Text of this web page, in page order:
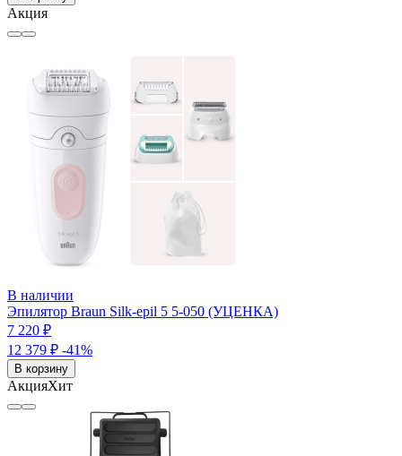
Акция
В наличии
Эпилятор Braun Silk-epil 5 5-050 (УЦЕНКА)
7 220 ₽
12 379 ₽ -41%
В корзину
АкцияХит